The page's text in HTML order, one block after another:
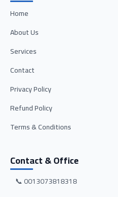
Home
About Us
Services
Contact
Privacy Policy
Refund Policy
Terms & Conditions
Contact & Office
📞 0013073818318